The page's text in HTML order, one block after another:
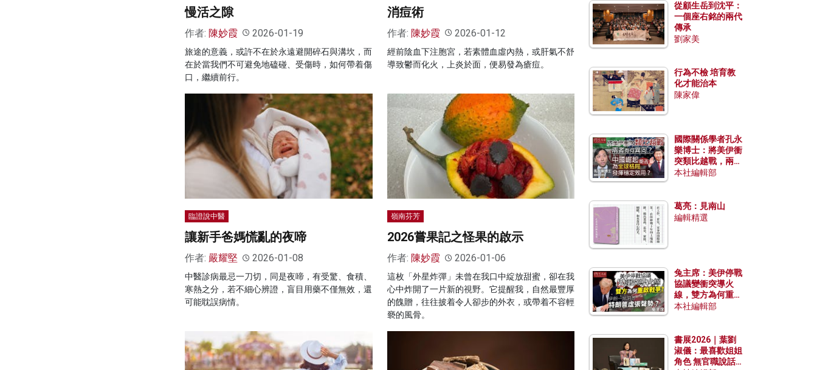
慢活之隙
作者: 陳妙霞 2026-01-19
旅途的意義，或許不在於永遠避開碎石與溝坎，而
在於當我們不可避免地磕碰、受傷時，如何帶着傷
口，繼續前行。
消痘術
作者: 陳妙霞 2026-01-12
經前陰血下注胞宮，若素體血虛內熱，或肝氣不舒
導致鬱而化火，上炎於面，便易發為瘡痘。
臨證說中醫
讓新手爸媽慌亂的夜啼
作者: 嚴耀堅 2026-01-08
中醫診病最忌一刀切，同是夜啼，有受驚、食積、
寒熱之分，若不細心辨證，盲目用藥不僅無效，還
可能耽誤病情。
嶺南芬芳
2026嘗果記之怪果的啟示
作者: 陳妙霞 2026-01-06
這枚「外星炸彈」未曾在我口中綻放甜蜜，卻在我
心中炸開了一片新的視野。它提醒我，自然最豐厚
的餽贈，往往披着令人卻步的外衣，或帶着不容輕
褻的風骨。
從顧生岳到沈平：
一個座右銘的兩代
傳承
劉家美
行為不檢 培育教
化才能治本
陳家偉
國際關係學者孔永
樂博士：將美伊衝
突類比越戰，兩者
有何異同？中國崛
本社編輯部
葛亮：見南山
編輯精選
兔主席：美伊停戰
協議變衝突導火
線，雙方為何重啟
戰爭？伊朗一早洞
本社編輯部
書展2026｜葉劉
淑儀：最喜歡姐姐
角色 無官職說話